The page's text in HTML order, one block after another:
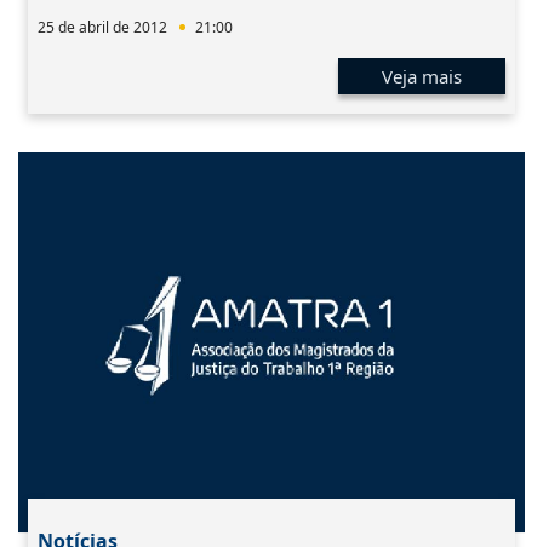
25 de abril de 2012 21:00
Veja mais
Notícias